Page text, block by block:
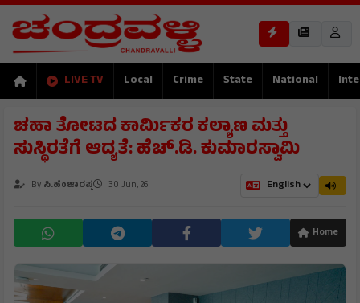
LIVE TV Local Crime State National
ಚಹಾ ತೋಟದ ಕಾರ್ಮಿಕರ ಕಲ್ಯಾಣ ಮತ್ತು
ಸುಸ್ಥಿರತೆಗೆ ಆದ್ಯತೆ: ಹೆಚ್.ಡಿ. ಕುಮಾರಸ್ವಾಮಿ
By ಸಿ.ಹೆಂಜಾರಪ್ಪ 30 Jun, 26
Home